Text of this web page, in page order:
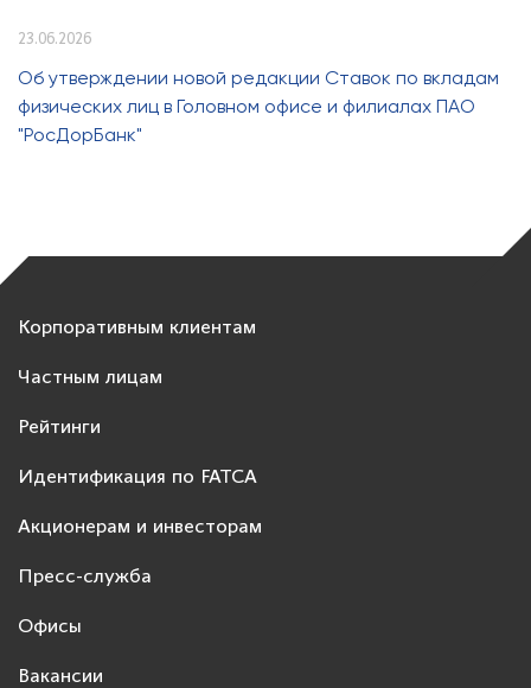
23.06.2026
Об утверждении новой редакции Ставок по вкладам
физических лиц в Головном офисе и филиалах ПАО
"РосДорБанк"
Корпоративным клиентам
Частным лицам
Рейтинги
Идентификация по FATCA
Акционерам и инвесторам
Пресс-служба
Офисы
Вакансии